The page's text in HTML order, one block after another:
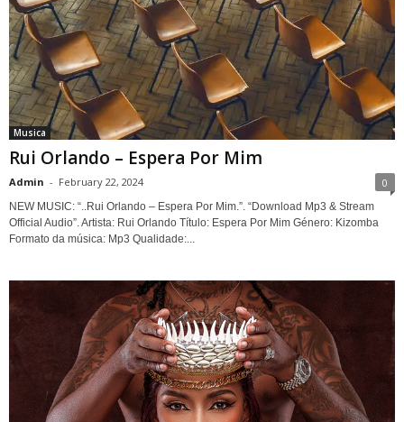
Musica
Rui Orlando – Espera Por Mim
Admin - February 22, 2024 0
NEW MUSIC: “..Rui Orlando – Espera Por Mim.”. “Download Mp3 & Stream
Official Audio”. Artista: Rui Orlando Título: Espera Por Mim Género: Kizomba
Formato da música: Mp3 Qualidade:...